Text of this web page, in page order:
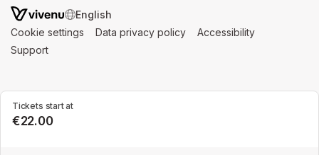
Tickets start at
€22.00
SWITCH LANGUAGE
Cookie settings (opens in a new tab)
Data privacy policy (opens in a new tab)
Accessibility
Support